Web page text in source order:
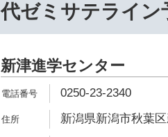
代ゼミサテライン
新津進学センター
0250-23-2340
新潟県新潟市秋葉